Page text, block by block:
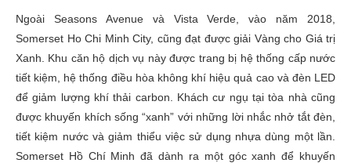
Ngoài Seasons Avenue và Vista Verde, vào năm 2018,
Somerset Ho Chi Minh City, cũng đạt được giải Vàng cho Giá trị
Xanh. Khu căn hộ dịch vụ này được trang bị hệ thống cấp nước
tiết kiệm, hệ thống điều hòa không khí hiệu quả cao và đèn LED
để giảm lượng khí thải carbon. Khách cư ngụ tại tòa nhà cũng
được khuyến khích sống “xanh” với những lời nhắc nhở tắt đèn,
tiết kiệm nước và giảm thiểu việc sử dụng nhựa dùng một lần.
Somerset Hồ Chí Minh đã dành ra một góc xanh để khuyến